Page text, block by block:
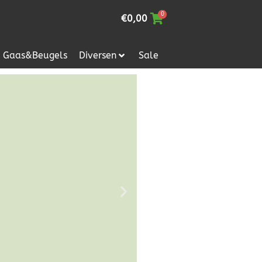
€0,00 0
Gaas&Beugels Diversen Sale